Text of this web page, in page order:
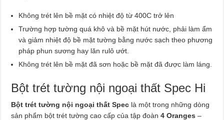
Không trét lên bề mặt có nhiệt độ từ 400C trở lên
Trường hợp tường quá khô và bề mặt hút nước, phải làm ẩm
và giảm nhiệt độ bề mặt tường bằng nước sạch theo phương
pháp phun sương hay lăn rulô ướt.
Không trét lên bề mặt đã sơn hoặc bề mặt đã được làm láng.
Bột trét tường nội ngoại thất Spec Hi
Bột trét tường nội ngoại thất Spec là một trong những dòng
sản phẩm bột trét tường cao cấp của tập đoàn4 Oranges –